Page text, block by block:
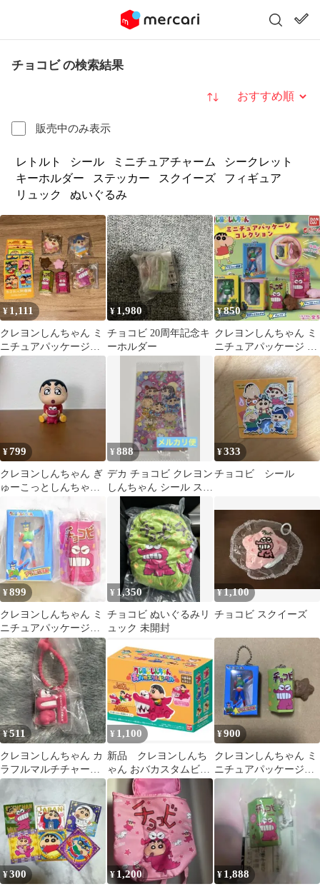
チョコビ の検索結果
販売中のみ表示
並び替え
レトルト シール ミニチュアチャーム
シークレット
キーホルダー
ステッカー スクイーズ
フィギュア
リュック
ぬいぐるみ
¥ 1,111
クレヨンしんちゃん ミ
ニチュアパッケージコ
レクション チョコビ
¥ 1,980
チョコビ 20周年記念キ
ーホルダー
¥850
クレヨンしんちゃん ミ
ニチュアパッケージ チ
ョコビ
¥799
クレヨンしんちゃん ぎ
ゅーこっとしんちゃん
¥888
デカ チョコビ クレヨン
しんちゃん シール ステ
ッカー 20 デカチョコビ
¥333
チョコビ シール
¥899
クレヨンしんちゃん ミ
ニチュアパッケージコ
レクション ガチャ チョ
コビ
¥ 1,350
チョコビ ぬいぐるみリ
ュック 未開封
¥1,100
チョコビ スクイーズ
¥511
クレヨンしんちゃん カ
ラフルマルチチャーム
チョコビ
¥ 1,100
新品 クレヨンしんち
ゃん おバカスタムビー
クル もぐもぐチョコ
ビ 第3弾
¥900
クレヨンしんちゃん ミ
ニチュアパッケージコ
レクション アクション
仮面 チョコビ
¥300 ¥ 1,200 ¥ 1,888